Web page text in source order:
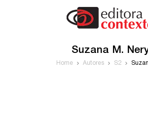
Suzana M.
Home Autores S2